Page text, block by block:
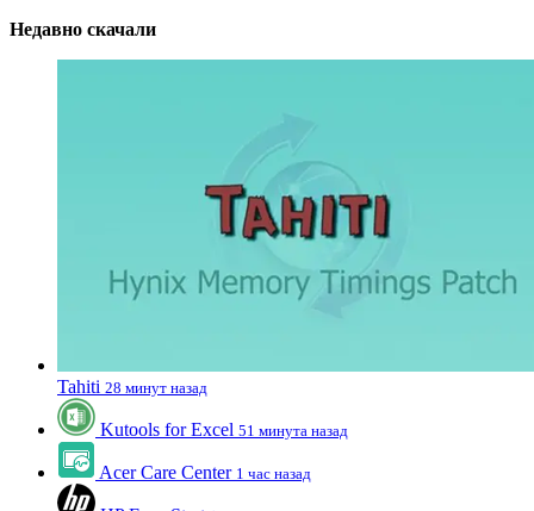
Недавно скачали
Tahiti 28 минут назад
Kutools for Excel 51 минута назад
Acer Care Center 1 час назад